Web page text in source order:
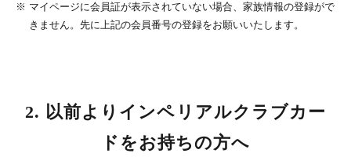
※ マイページに会員証が表示されていない場合、家族情報の登録がで
きません。先に上記の会員番号の登録をお願いいたします。
2. 以前よりインペリアルクラブカー
ドをお持ちの方へ